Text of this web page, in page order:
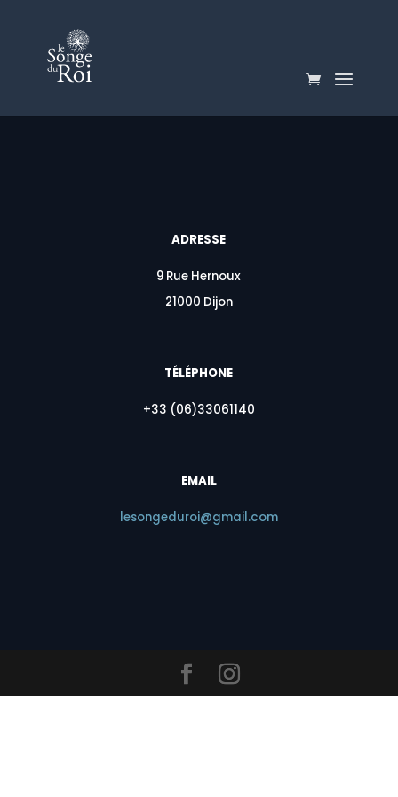
ADRESSE
9 Rue Hernoux
21000 Dijon
TÉLÉPHONE
+33 (06)33061140
EMAIL
lesongeduroi@gmail.com